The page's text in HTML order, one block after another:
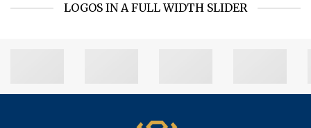
LOGOS IN A FULL WIDTH SLIDER